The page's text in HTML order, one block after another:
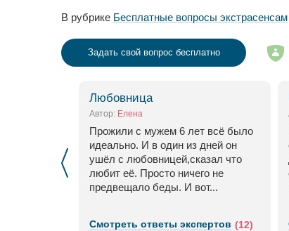
В рубрике Бесплатные вопросы экстрасенсам
Задать свой вопрос бесплатно
Любовница
Автор: Елена
Прожили с мужем 6 лет всё было
идеально. И в один из дней он
ушёл с любовницей,сказал что
любит её. Просто ничего не
предвещало беды. И вот...
Смотреть ответы экспертов (12)